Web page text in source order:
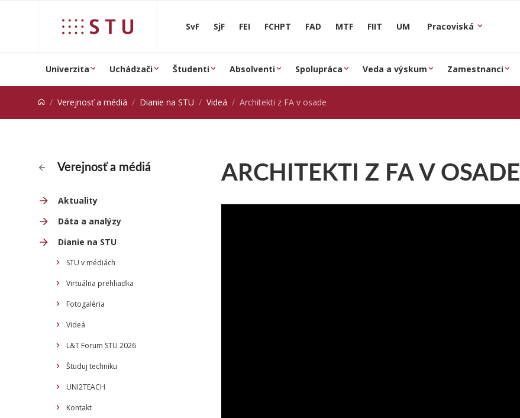
SvF SjF FEI FCHPT FAD MTF FIIT UM Pracoviská
Univerzita Uchádzači Študenti Absolventi Spolupráca Veda a výskum Zamestnanci
Verejnosť a médiá Dianie na STU Videá Architekti z FA v osade
Verejnosť a médiá
Aktuality
Dáta a analýzy
Dianie na STU
STU v médiách
Virtuálna prehliadka
Fotogaléria
Videá
L&T Forum STU 2026
Študuj techniku
UNI2TEACH
Kontakt
ARCHITEKTI Z FA V OSADE